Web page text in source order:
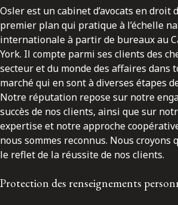
Osler est un cabinet d’avocats en droit
premier plan qui pratique à l’échelle
internationale à partir de bureaux au
York. Il compte parmi ses clients des
secteur et du monde des affaires dans
marché qui en sont à diverses étapes
Notre réputation repose sur notre
succès de nos clients, ainsi que sur
expertise et notre approche
nous sommes reconnus. Nous croyons
le reflet de la réussite de nos clients.
Protection des renseignements